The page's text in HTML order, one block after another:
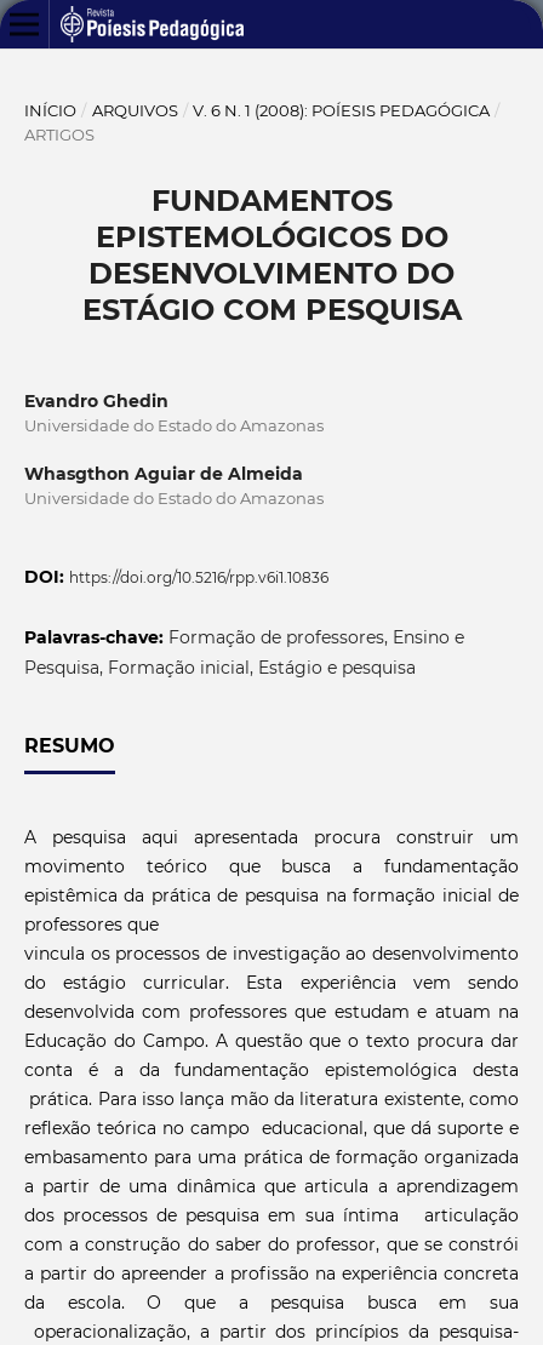
INÍCIO / ARQUIVOS / V. 6 N. 1 (2008): POÍESIS PEDAGÓGICA /
ARTIGOS
FUNDAMENTOS
EPISTEMOLÓGICOS DO
DESENVOLVIMENTO DO
ESTÁGIO COM PESQUISA
Evandro Ghedin
Universidade do Estado do Amazonas
Whasgthon Aguiar de Almeida
Universidade do Estado do Amazonas
DOI: https://doi.org/10.5216/rpp.v6i1.10836
Palavras-chave: Formação de professores, Ensino e
Pesquisa, Formação inicial, Estágio e pesquisa
RESUMO
A pesquisa aqui apresentada procura construir um
movimento teórico que busca a fundamentação
epistêmica da prática de pesquisa na formação inicial de
professores que
vincula os processos de investigação ao desenvolvimento
do estágio curricular. Esta experiência vem sendo
desenvolvida com professores que estudam e atuam na
Educação do Campo. A questão que o texto procura dar
conta é a da fundamentação epistemológica desta
prática. Para isso lança mão da literatura existente, como
reflexão teórica no campo educacional, que dá suporte e
embasamento para uma prática de formação organizada
a partir de uma dinâmica que articula a aprendizagem
dos processos de pesquisa em sua íntima articulação
com a construção do saber do professor, que se constrói
a partir do apreender a profissão na experiência concreta
da escola. O que a pesquisa busca em sua
operacionalização, a partir dos princípios da pesquisa-